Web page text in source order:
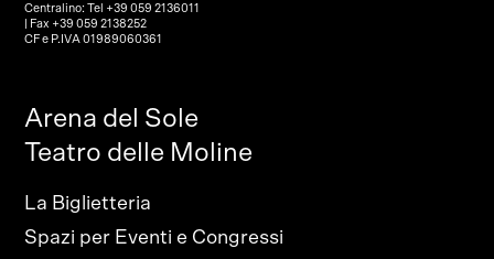
Centralino: Tel +39 059 2136011
| Fax +39 059 2138252
CF e P.IVA 01989060361
Arena del Sole
Teatro delle Moline
La Biglietteria
Spazi per Eventi e Congressi